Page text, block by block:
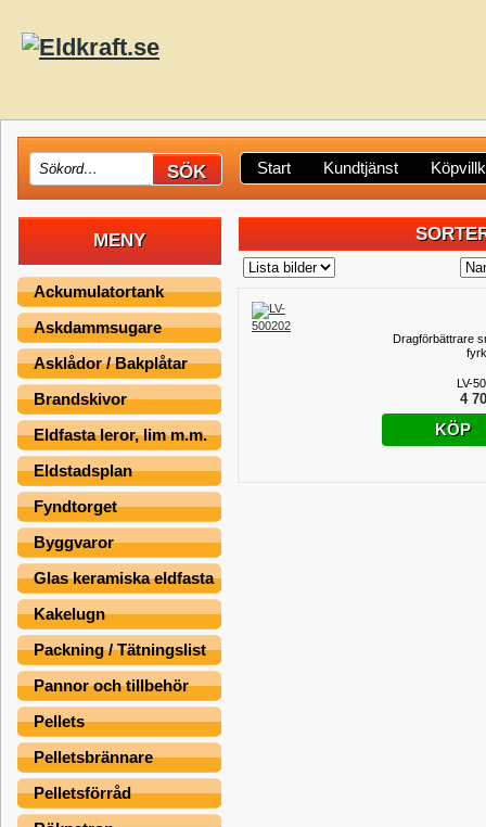
Start Kundtjänst
MENY
Ackumulatortank
Askdammsugare
Asklådor / Bakplåtar
Brandskivor
Eldfasta leror, lim m.m.
Eldstadsplan
Fyndtorget
Byggvaror
Glas keramiska eldfasta
Kakelugn
Packning / Tätningslist
Pannor och tillbehör
Pellets
Pelletsbrännare
Pelletsförråd
Dragförbättrare
LV-
4
KÖP